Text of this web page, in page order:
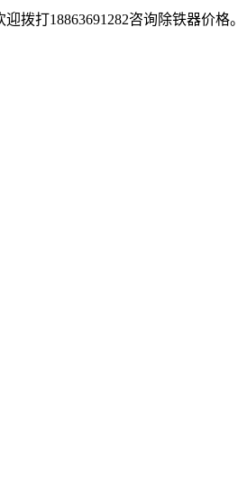
拨打18863691282咨询除铁器价格。